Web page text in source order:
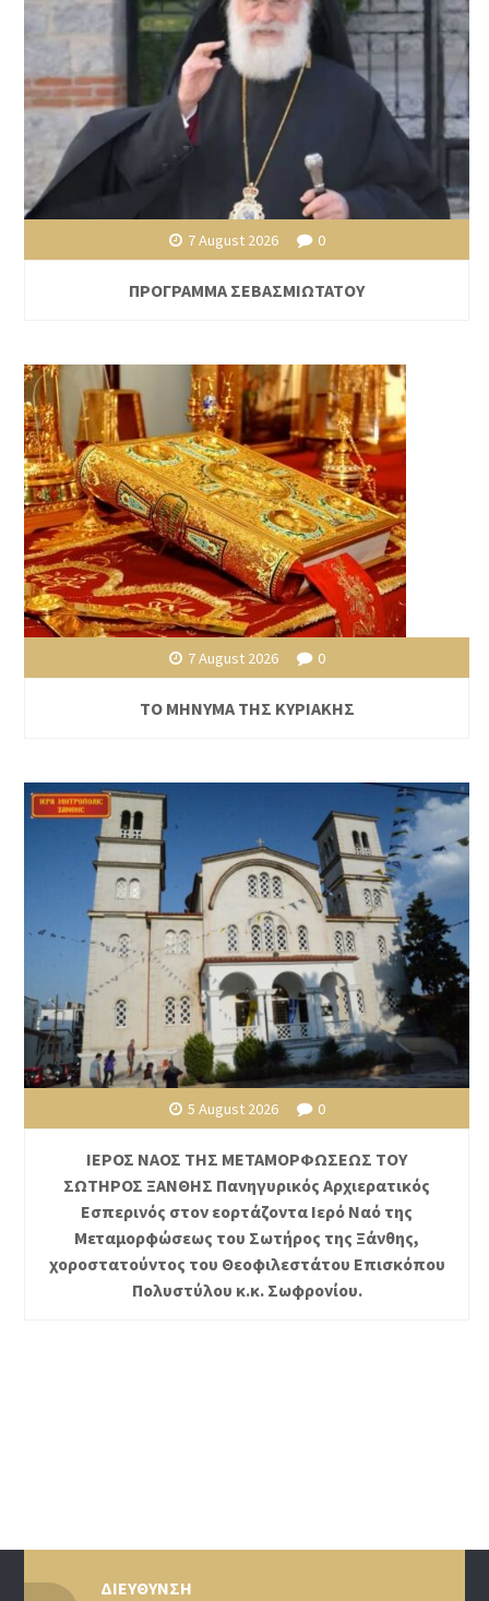
7 August 2026 0
ΠΡΟΓΡΑΜΜΑ ΣΕΒΑΣΜΙΩΤΑΤΟΥ
7 August 2026 0
ΤΟ ΜΗΝΥΜΑ ΤΗΣ ΚΥΡΙΑΚΗΣ
5 August 2026 0
ΙΕΡΟΣ ΝΑΟΣ ΤΗΣ ΜΕΤΑΜΟΡΦΩΣΕΩΣ ΤΟΥ
ΣΩΤΗΡΟΣ ΞΑΝΘΗΣ Πανηγυρικός Αρχιερατικός
Εσπερινός στον εορτάζοντα Ιερό Ναό της
Μεταμορφώσεως του Σωτήρος της Ξάνθης,
χοροστατούντος του Θεοφιλεστάτου Επισκόπου
Πολυστύλου κ.κ. Σωφρονίου.
ΔΙΕΥΘΥΝΣΗ